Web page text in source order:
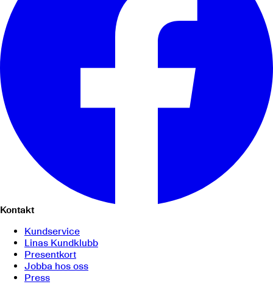
Kontakt
Kundservice
Linas Kundklubb
Presentkort
Jobba hos oss
Press